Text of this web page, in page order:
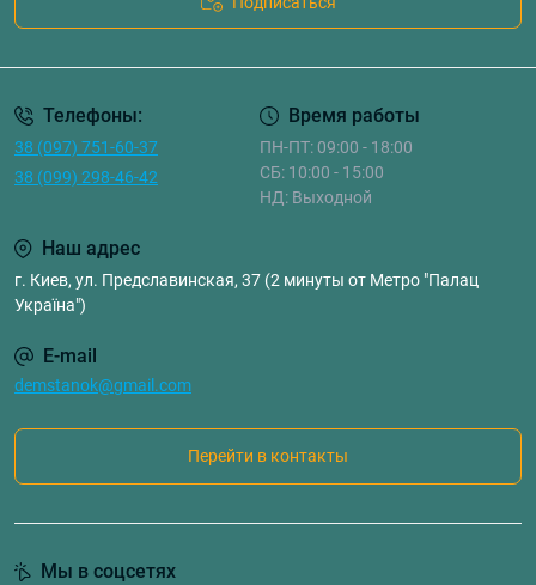
Телефоны:
38 (097) 751-60-37
38 (099) 298-46-42
Время работы
ПН-ПТ: 09:00 - 18:00
СБ: 10:00 - 15:00
НД: Выходной
Наш адрес
г. Киев, ул. Предславинская, 37 (2 минуты от Метро "Палац
Україна")
E-mail
demstanok@gmail.com
Перейти в контакты
Мы в соцсетях